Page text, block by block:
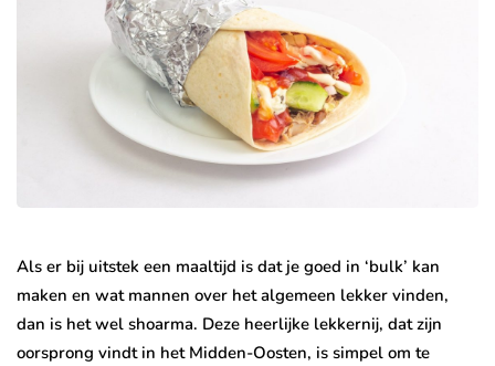
Als er bij uitstek een maaltijd is dat je goed in ‘bulk’ kan
maken en wat mannen over het algemeen lekker vinden,
dan is het wel shoarma. Deze heerlijke lekkernij, dat zijn
oorsprong vindt in het Midden-Oosten, is simpel om te